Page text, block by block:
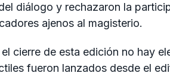
diálogo y rechazaron la
ajenos al magisterio.
el cierre de esta edición no hay
fueron lanzados desde el